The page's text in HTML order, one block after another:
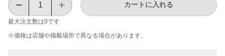
最大注文数は0です
カートに入れる
※価格は​店舗や​掲載場所で​異なる​場合が​あります。